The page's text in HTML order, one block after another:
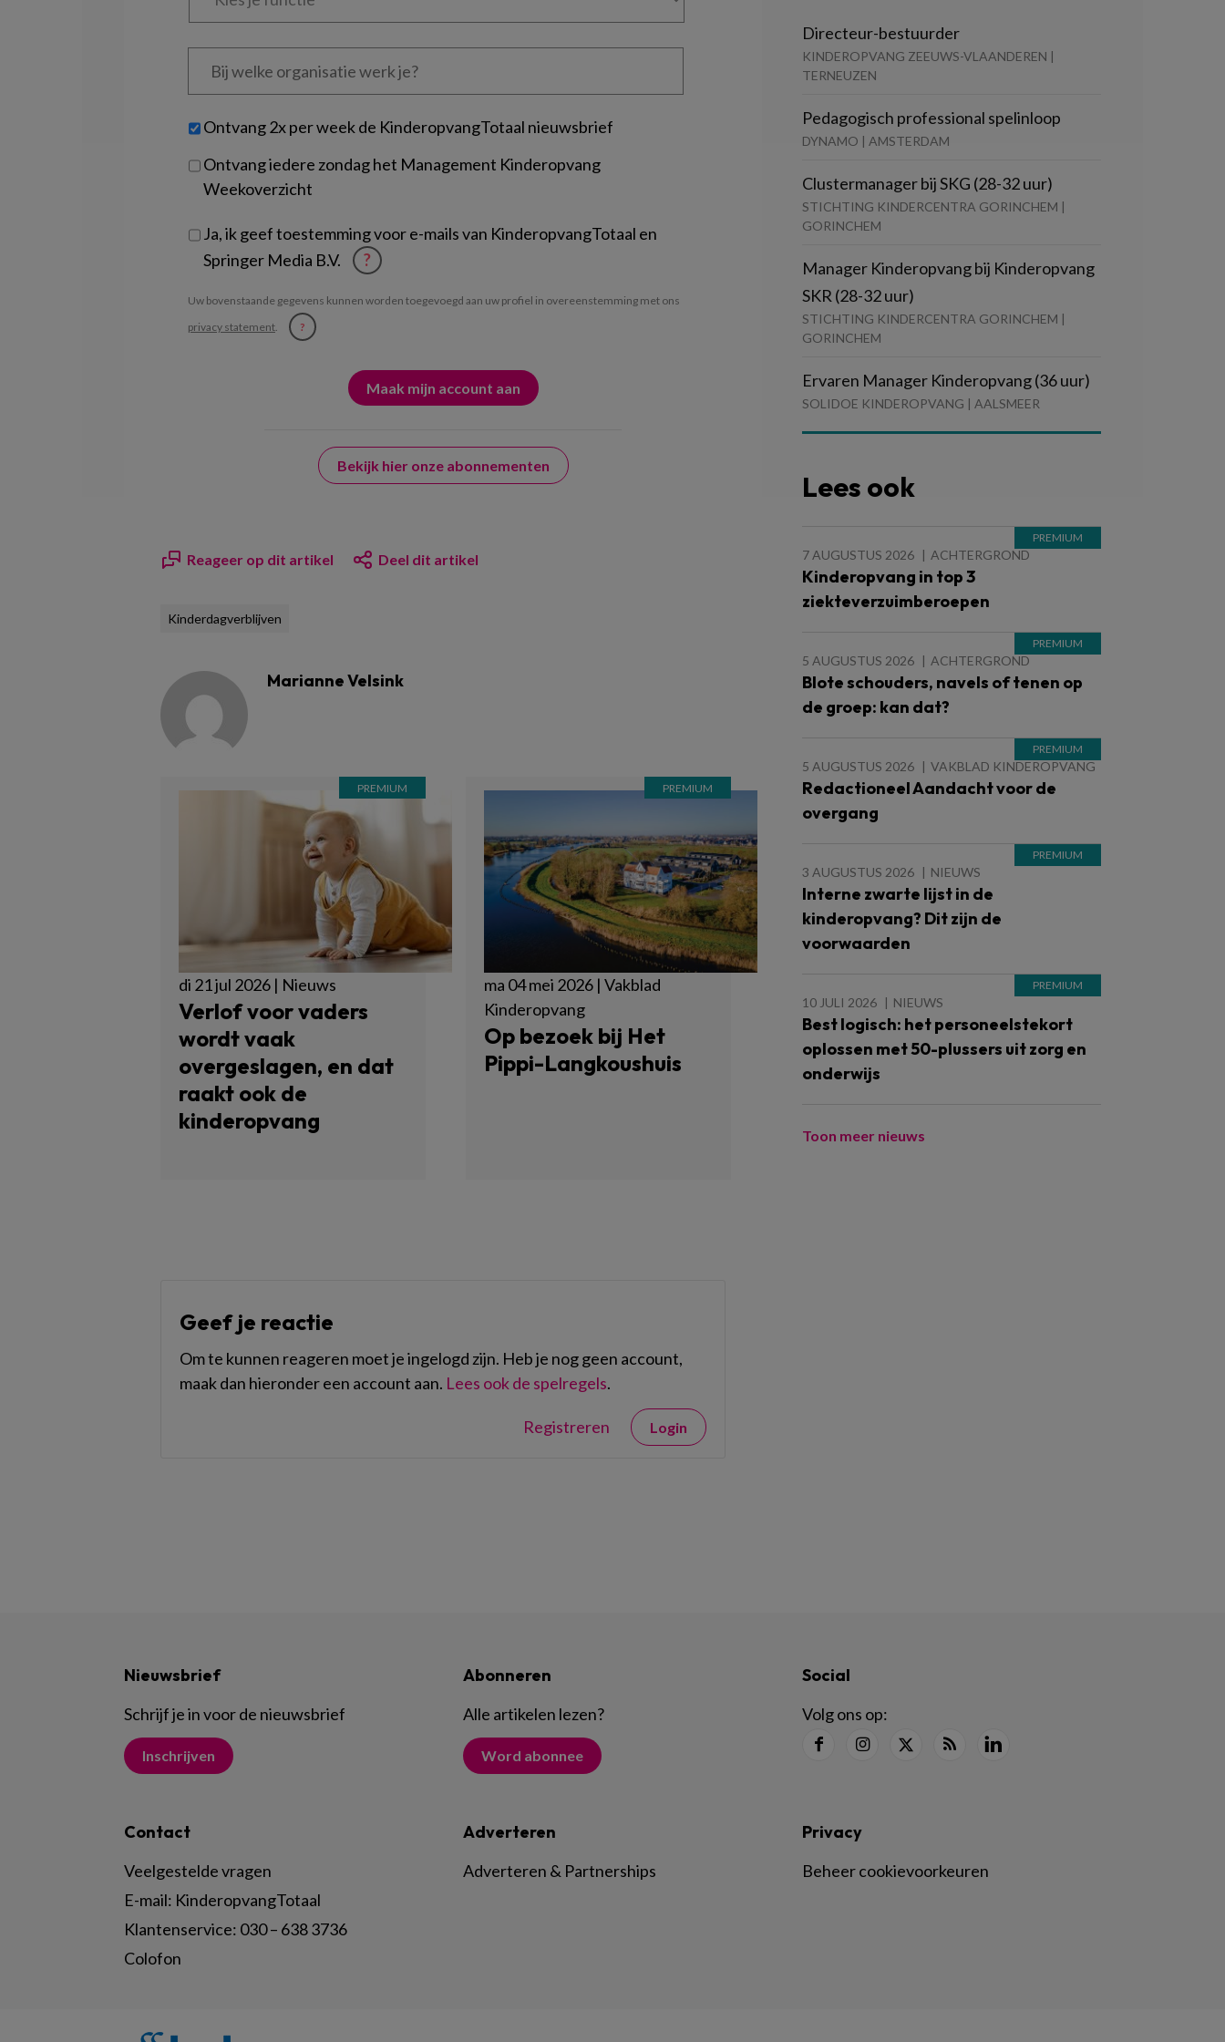
Bij
welke
je?
Untitled
Ontvang 2x per week de KinderopvangTotaal nieuwsbrief
Ontvang iedere zondag het Management Kinderopvang
Weekoverzicht
Ja, ik geef toestemming voor e-mails van KinderopvangTotaal en
Springer Media B.V.
?
Uw bovenstaande gegevens kunnen worden toegevoegd aan uw profiel in overeenstemming met ons
privacy statement. ?
Bekijk hier onze abonnementen
Reageer op dit artikel Deel dit artikel
Kinderdagverblijven
Marianne Velsink
di 21 jul 2026 | Nieuws
Verlof voor vaders
wordt vaak
overgeslagen, en dat
raakt ook de
kinderopvang
ma 04 mei 2026 | Vakblad
Kinderopvang
Op bezoek bij Het
Pippi-Langkoushuis
Geef je reactie
Om te kunnen reageren moet je ingelogd zijn. Heb je nog geen account,
maak dan hieronder een account aan. Lees ook de spelregels.
Registreren Login
Directeur-bestuurder
KINDEROPVANG ZEEUWS-VLAANDEREN |
TERNEUZEN
Pedagogisch professional spelinloop
DYNAMO | AMSTERDAM
Clustermanager bij SKG (28-32 uur)
STICHTING KINDERCENTRA GORINCHEM |
GORINCHEM
Manager Kinderopvang bij Kinderopvang
SKR (28-32 uur)
STICHTING KINDERCENTRA GORINCHEM |
GORINCHEM
Ervaren Manager Kinderopvang (36 uur)
SOLIDOE KINDEROPVANG | AALSMEER
Lees ook
7 AUGUSTUS 2026 ACHTERGROND
Kinderopvang in top 3
ziekteverzuimberoepen
5 AUGUSTUS 2026 ACHTERGROND
Blote schouders, navels of tenen op
de groep: kan dat?
5 AUGUSTUS 2026 VAKBLAD KINDEROPVANG
Redactioneel Aandacht voor de
overgang
3 AUGUSTUS 2026 NIEUWS
Interne zwarte lijst in de
kinderopvang? Dit zijn de
voorwaarden
10 JULI 2026 NIEUWS
Best logisch: het personeelstekort
oplossen met 50-plussers uit zorg en
onderwijs
Toon meer nieuws
Nieuwsbrief
Schrijf je in voor de nieuwsbrief
Inschrijven
Abonneren
Alle artikelen lezen?
Word abonnee
Social
Volg ons op:
Contact
Veelgestelde vragen
E-mail: KinderopvangTotaal
Klantenservice: 030 – 638 3736
Colofon
Adverteren
Adverteren & Partnerships
Privacy
Beheer cookievoorkeuren